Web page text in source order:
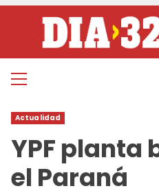
contenido
Menú
Actualidad
YPF planta
el Paraná